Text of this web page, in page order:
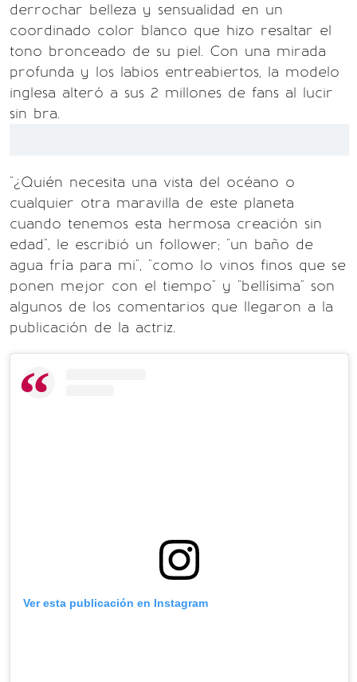
derrochar belleza y sensualidad en un
coordinado color blanco que hizo resaltar el
tono bronceado de su piel. Con una mirada
profunda y los labios entreabiertos, la modelo
inglesa alteró a sus 2 millones de fans al lucir
sin bra.
"¿Quién necesita una vista del océano o
cualquier otra maravilla de este planeta
cuando tenemos esta hermosa creación sin
edad", le escribió un follower; "un baño de
agua fría para mi", "como lo vinos finos que se
ponen mejor con el tiempo" y "bellísima" son
algunos de los comentarios que llegaron a la
publicación de la actriz.
Ver esta publicación en Instagram